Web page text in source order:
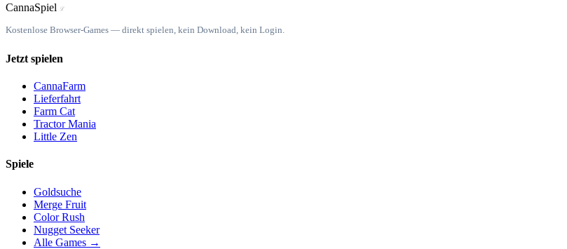
CannaSpiel ℒ
Kostenlose Browser-Games — direkt spielen, kein Download, kein Login.
Jetzt spielen
CannaFarm
Lieferfahrt
Farm Cat
Tractor Mania
Little Zen
Spiele
Goldsuche
Merge Fruit
Color Rush
Nugget Seeker
Alle Games →